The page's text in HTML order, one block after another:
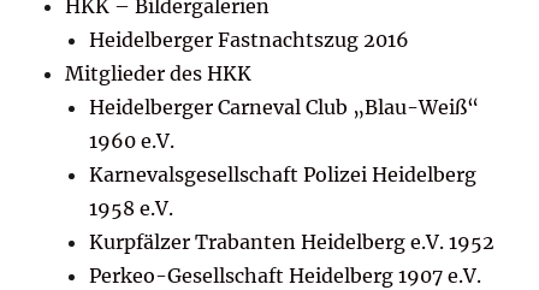
HKK – Bildergalerien
Heidelberger Fastnachtszug 2016
Mitglieder des HKK
Heidelberger Carneval Club „Blau-Weiß“
1960 e.V.
Karnevalsgesellschaft Polizei Heidelberg
1958 e.V.
Kurpfälzer Trabanten Heidelberg e.V. 1952
Perkeo-Gesellschaft Heidelberg 1907 e.V.